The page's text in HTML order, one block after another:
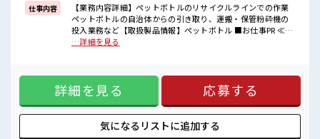
■職場の雰囲気
少人数でアットホームな雰囲気の職場！
≪20代の方が多数活躍中の職場≫
ロッカー付き職場♪
仕事内容
【業務内容詳細】ペットボトルのリサイクルラインでの作業
ペットボトルの自治体からの引き取り、運搬・保管粉砕機の
投入業務など【取扱製品情報】ペットボトル ■お仕事PR ≪社
員登用をめざす≫ 紹介予定派遣だから、 自分に職場が合うか
ラクラク制服アリ≫ 制服があるので、 毎日の服装の悩み解消
♪ ≪未経験でも活躍できる≫ 新しいことにチャレンジするの
は不安だけど、 しっかり働く環境が整っています！ イチから
スキルUP・ステップUP目指していきましょう！ ■職場の雰
囲気 少人数でアットホームな雰囲気の職場！ ≪20代の方が多
数活躍中の職場≫ 一息つける休憩スペースもあります！ 持ち
…詳細を見る
詳細を見る 応募する
気になるリストに追加する